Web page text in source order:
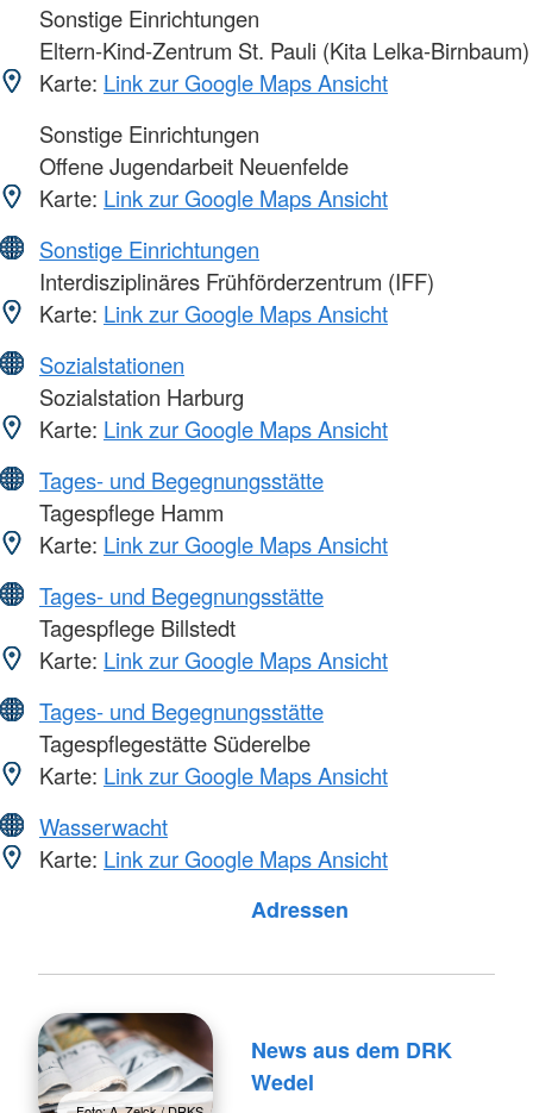
Sonstige Einrichtungen
Eltern-Kind-Zentrum St. Pauli (Kita Lelka-Birnbaum)
Karte: Link zur Google Maps Ansicht
Sonstige Einrichtungen
Offene Jugendarbeit Neuenfelde
Karte: Link zur Google Maps Ansicht
Sonstige Einrichtungen
Interdisziplinäres Frühförderzentrum (IFF)
Karte: Link zur Google Maps Ansicht
Sozialstationen
Sozialstation Harburg
Karte: Link zur Google Maps Ansicht
Tages- und Begegnungsstätte
Tagespflege Hamm
Karte: Link zur Google Maps Ansicht
Tages- und Begegnungsstätte
Tagespflege Billstedt
Karte: Link zur Google Maps Ansicht
Tages- und Begegnungsstätte
Tagespflegestätte Süderelbe
Karte: Link zur Google Maps Ansicht
Wasserwacht
Karte: Link zur Google Maps Ansicht
Adressen
News aus dem DRK
Wedel